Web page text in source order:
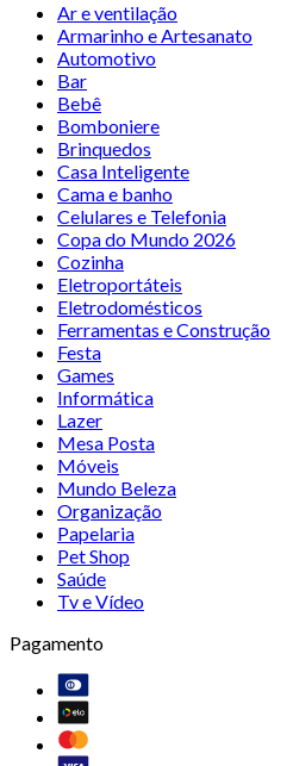
Ar e ventilação
Armarinho e Artesanato
Automotivo
Bar
Bebê
Bomboniere
Brinquedos
Casa Inteligente
Cama e banho
Celulares e Telefonia
Copa do Mundo 2026
Cozinha
Eletroportáteis
Eletrodomésticos
Ferramentas e Construção
Festa
Games
Informática
Lazer
Mesa Posta
Móveis
Mundo Beleza
Organização
Papelaria
Pet Shop
Saúde
Tv e Vídeo
Pagamento